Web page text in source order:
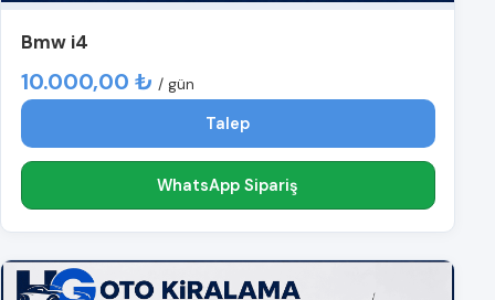
Bmw i4
10.000,00 ₺ / gün
Talep
WhatsApp Sipariş